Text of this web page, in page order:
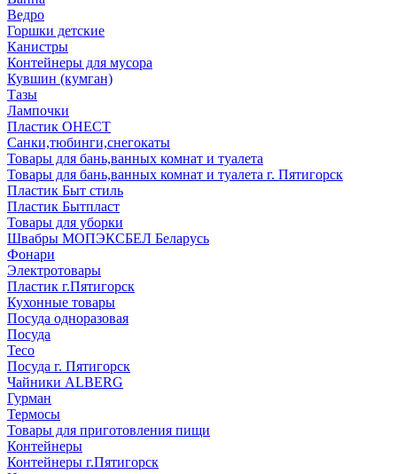
Ведро
Горшки детские
Канистры
Контейнеры для мусора
Кувшин (кумган)
Тазы
Лампочки
Пластик ОНЕСТ
Санки,тюбинги,снегокаты
Товары для бань,ванных комнат и туалета
Товары для бань,ванных комнат и туалета г. Пятигорск
Пластик Быт стиль
Пластик Бытпласт
Товары для уборки
Швабры МОПЭКСБЕЛ Беларусь
Фонари
Электротовары
Пластик г.Пятигорск
Кухонные товары
Посуда одноразовая
Посуда
Teco
Посуда г. Пятигорск
Чайники ALBERG
Гурман
Термосы
Товары для приготовления пищи
Контейнеры
Контейнеры г.Пятигорск